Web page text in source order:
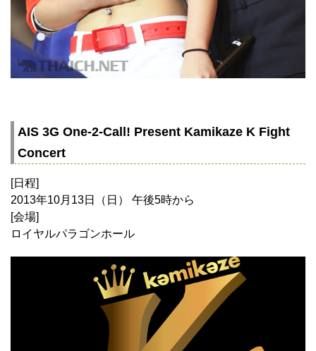
AIS 3G One-2-Call! Present Kamikaze K Fight
Concert
[日程]
2013年10月13日（日） 午後5時から
[会場]
ロイヤルパラゴンホール